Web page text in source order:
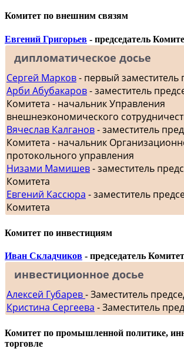
Комитет по внешним связям
Евгений Григорьев - председатель
дипломатическое досье
Сергей Марков- первый заместитель
Арби Абубакаров- заместитель
Комитета - начальник Управления
внешнеэкономического
Вячеслав Калганов- заместитель
Комитета - начальник
протокольного управления
Низами Мамишев- заместитель
Комитета
Евгений Кассюра - заместитель
Комитета
Комитет по инвестициям
Иван Складчиков - председатель
инвестиционное досье
Алексей Губарев- Заместитель
Кристина Сергеева - Заместитель
Комитет по промышленной политике,
торговле